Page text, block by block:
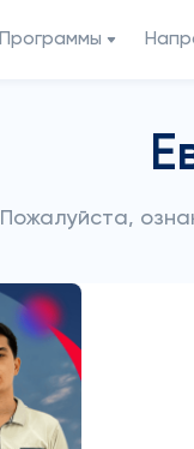
Программы
Пожалуйста,